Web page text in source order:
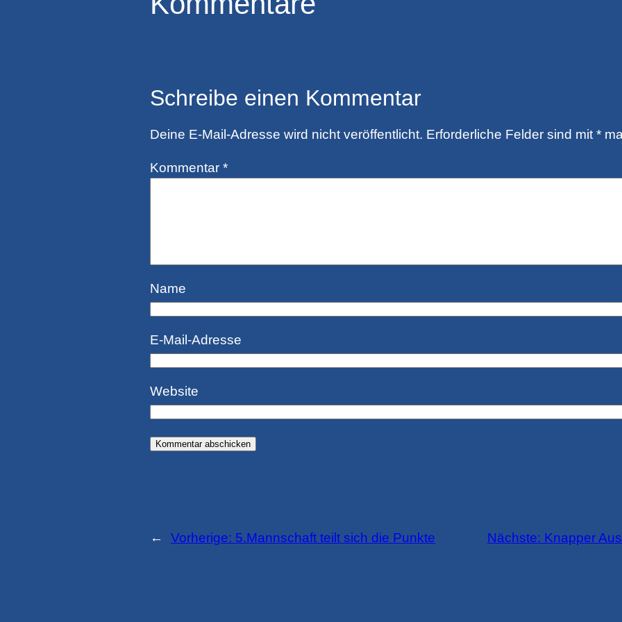
Schreibe einen Kommentar
Deine E-Mail-Adresse wird nicht veröffentlicht. Erforderliche Felder sind mit *
Kommentar *
Name
E-Mail-Adresse
Website
← Vorherige: 5.Mannschaft teilt sich die Punkte Nächste: Knapper